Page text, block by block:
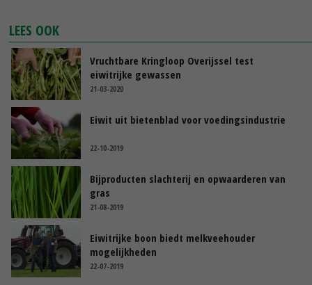
LEES OOK
Vruchtbare Kringloop Overijssel test
eiwitrijke gewassen
21-03-2020
Eiwit uit bietenblad voor voedingsindustrie
22-10-2019
Bijproducten slachterij en opwaarderen van
gras
21-08-2019
Eiwitrijke boon biedt melkveehouder
mogelijkheden
22-07-2019